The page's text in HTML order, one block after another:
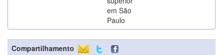
em São
Paulo
Compartilhamento